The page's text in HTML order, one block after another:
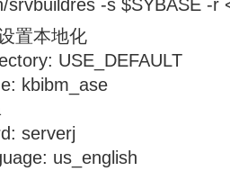
srvbuildres -s $SYBASE -r
置本地化
USE_DEFAULT
kbibm_ase
serverj
us_english